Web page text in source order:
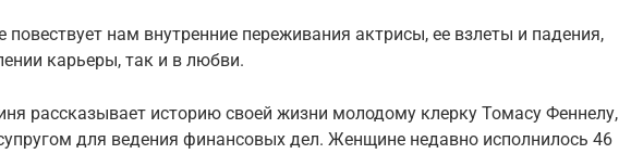
повествует нам внутренние переживания актрисы, ее взлеты и падения,
карьеры, так и в любви.
рассказывает историю своей жизни молодому клерку Томасу Феннелу,
для ведения финансовых дел. Женщине недавно исполнилось 46